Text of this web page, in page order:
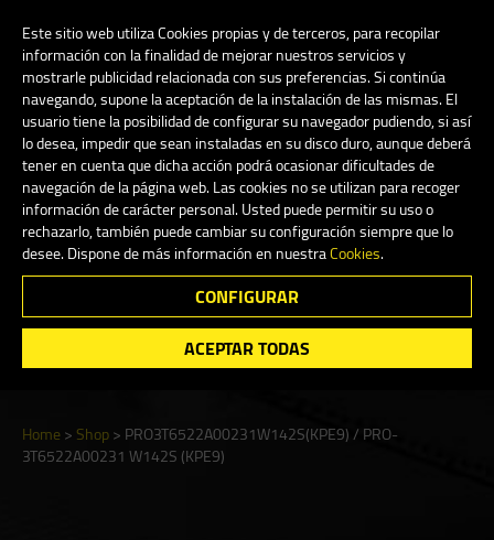
Este sitio web utiliza Cookies propias y de terceros, para recopilar
información con la finalidad de mejorar nuestros servicios y
mostrarle publicidad relacionada con sus preferencias. Si continúa
navegando, supone la aceptación de la instalación de las mismas. El
usuario tiene la posibilidad de configurar su navegador pudiendo, si así
lo desea, impedir que sean instaladas en su disco duro, aunque deberá
tener en cuenta que dicha acción podrá ocasionar dificultades de
navegación de la página web. Las cookies no se utilizan para recoger
información de carácter personal. Usted puede permitir su uso o
rechazarlo, también puede cambiar su configuración siempre que lo
desee. Dispone de más información en nuestraCookies.
CONFIGURAR
ACEPTAR TODAS
My Account
English
Shop
Search
Home>Shop>PRO3T6522A00231W142S(KPE9) / PRO-
3T6522A00231 W142S (KPE9)